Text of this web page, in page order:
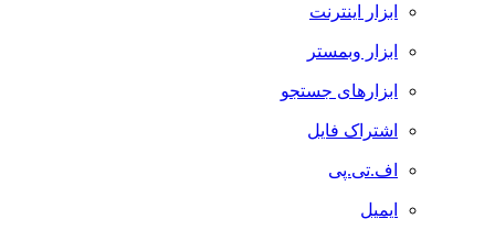
ابزار اینترنت
ابزار وبمستر
ابزارهای جستجو
اشتراک فایل
اف.تی.پی
ایمیل